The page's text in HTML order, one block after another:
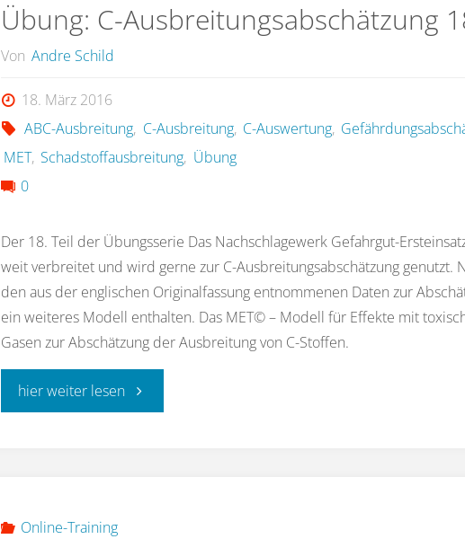
Übung: C-Ausbreitungsabschätzung
Von Andre Schild
18. März 2016
ABC-Ausbreitung, C-Ausbreitung, C-Auswertung,
MET, Schadstoffausbreitung, Übung
0
Der 18. Teil der Übungsserie Das Nachschlagewerk Gefahrgut-
weit verbreitet und wird gerne zur C-Ausbreitungsabschätzung genutzt.
den aus der englischen Originalfassung entnommenen Daten zur
ein weiteres Modell enthalten. Das MET© – Modell für Effekte mit
Gasen zur Abschätzung der Ausbreitung von C-Stoffen.
hier weiter lesen"Übung:
Online-Training